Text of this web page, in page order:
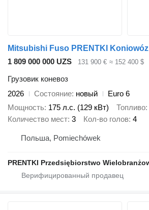
Mitsubishi Fuso PRENTKI Koniowóz
1 809 000 000 UZS
131 900 € ≈ 152 400 $
Грузовик коневоз
2026
Состояние новый
Euro 6
Мощность 175 л.с. (129 кВт) Топливо
Количество мест 3 Кол-во голов 4
Польша, Pomiechówek